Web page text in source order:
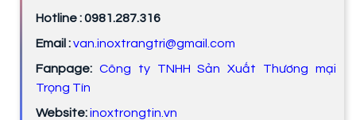
Hotline : 0981.287.316
Email :van.inoxtrangtri@gmail.com
Fanpage: Công ty TNHH Sản Xuất Thương mại
Trọng Tín
Website:inoxtrongtin.vn